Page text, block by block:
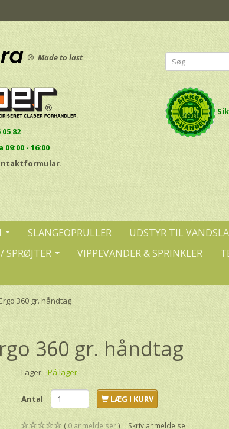
® Made to last
82
- 16:00
SLANGEOPRULLER
UDSTYR TIL
SPRØJTER VIPPEVANDER & SPRINKLER
360 gr. håndtag
360 gr. håndtag
Lager: På lager
Antal LÆG I KURV
0 anmeldelser Skriv anmeldelse